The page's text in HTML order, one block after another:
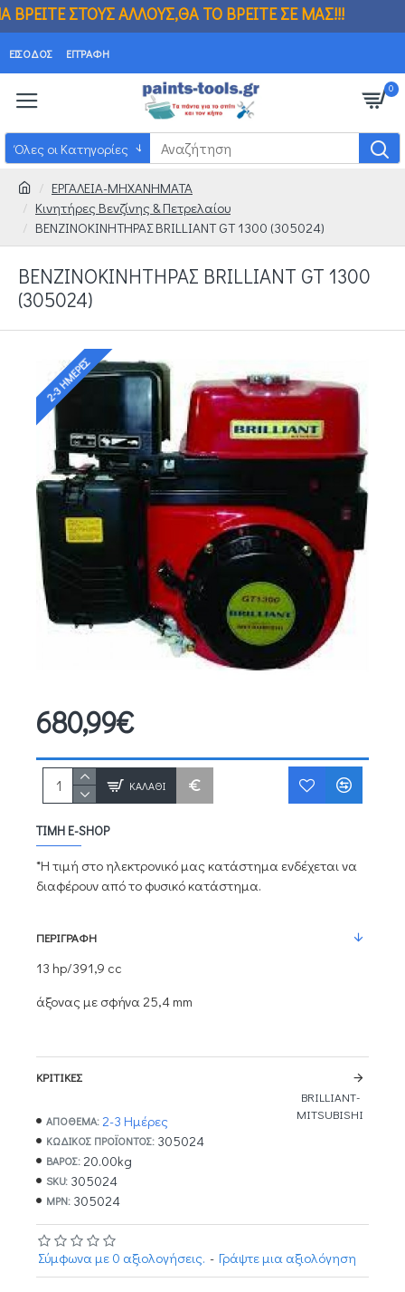
ΤΟ ΒΡΕΙΤΕ ΣΕ ΜΑΣ!!!
ΕΊΣΟΔΟΣ ΕΓΓΡΑΦΉ
0
Όλες οι Κατηγορίες
ΕΡΓΑΛΕΙΑ-ΜΗΧΑΝΗΜΑΤΑ
Κινητήρες Βενζίνης & Πετρελαίου
ΒΕΝΖΙΝΟΚΙΝΗΤΗΡΑΣ BRILLIANT GT 1300 (305024)
ΒΕΝΖΙΝΟΚΙΝΗΤΗΡΑΣ BRILLIANT GT 1300
(305024)
2-3 ΗΜΈΡΕΣ
ΤΙΜΉ E-SHOP
*Η τιμή στο ηλεκτρονικό μας κατάστημα ενδέχεται να
διαφέρουν από το φυσικό κατάστημα.
ΠΕΡΙΓΡΑΦΉ
13 hp/391,9 cc
άξονας με σφήνα 25,4 mm
ΚΡΙΤΙΚΈΣ
ΑΠΟΘΕΜΑ: 2-3 Ημέρες
ΚΩΔΙΚΌΣ ΠΡΟΪΌΝΤΟΣ: 305024
ΒΆΡΟΣ: 20.00kg
SKU: 305024
MPN: 305024
BRILLIANT-
MITSUBISHI
Σύμφωνα με 0 αξιολογήσεις. - Γράψτε μια αξιολόγηση
680,99€
ΚΑΛΆΘΙ